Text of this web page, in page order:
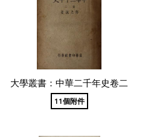
大學叢書：中華二千年史卷二
11個附件